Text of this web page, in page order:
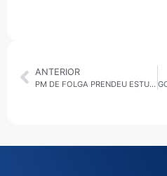
ANTERIOR
PM DE FOLGA PRENDEU ESTUPRADOR EM FLAGRANTE AO PERCEBER ATITUDE ESTRANHA ENVOLVENDO A VÍTIMA EM VIELA NA ZONA SUL DE SÃO PAULO